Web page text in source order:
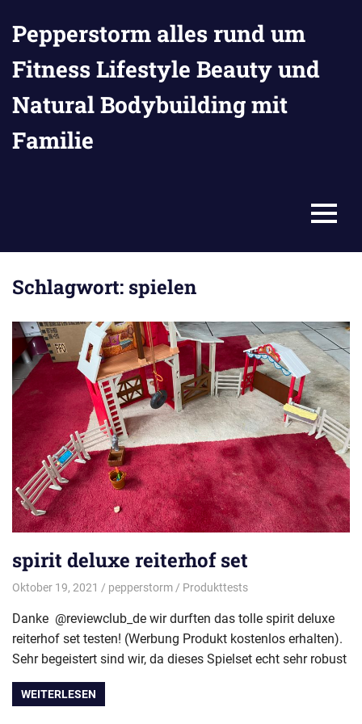
Inhalt
springen
Pepperstorm alles rund um
Fitness Lifestyle Beauty und
Natural Bodybuilding mit
Familie
MENU
Schlagwort: spielen
spirit deluxe reiterhof set
Oktober 19, 2021 pepperstorm Produkttests
Danke @reviewclub_de wir durften das tolle spirit deluxe
reiterhof set testen! (Werbung Produkt kostenlos erhalten).
Sehr begeistert sind wir, da dieses Spielset echt sehr robust
WEITERLESEN